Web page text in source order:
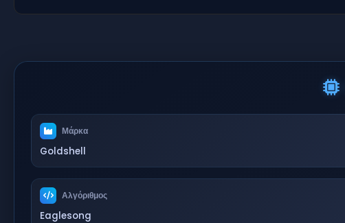
Μάρκα
Goldshell
Αλγόριθμος
Eaglesong